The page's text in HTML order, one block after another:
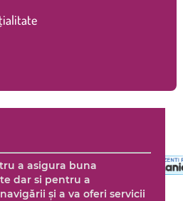
a asigura buna
dar si pentru a
şi a va oferi servicii